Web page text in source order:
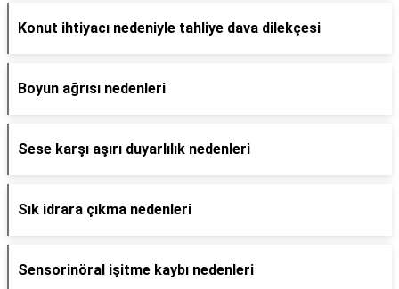
Konut ihtiyacı nedeniyle tahliye dava dilekçesi
Boyun ağrısı nedenleri
Sese karşı aşırı duyarlılık nedenleri
Sık idrara çıkma nedenleri
Sensorinöral işitme kaybı nedenleri